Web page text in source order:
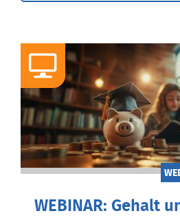
WEBINAR: Gehalt